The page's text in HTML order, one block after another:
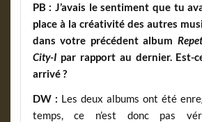
PB : J’avais le sentiment que tu
place à la créativité des autres
dans votre précédent album
City-Ipar rapport au dernier. Est-
arrivé ?
DW : Les deux albums ont été
temps, ce n’est donc pas